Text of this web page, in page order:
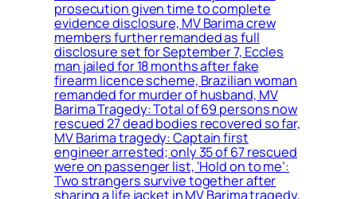
prosecution given time to complete
evidence disclosure, MV Barima crew
members further remanded as full
disclosure set for September 7, Eccles
man jailed for 18 months after fake
firearm licence scheme, Brazilian woman
remanded for murder of husband, MV
Barima Tragedy: Total of 69 persons now
rescued 27 dead bodies recovered so far,
MV Barima tragedy: Captain first
engineer arrested; only 35 of 67 rescued
were on passenger list, ‘Hold on to me’:
Two strangers survive together after
sharing a life jacket in MV Barima tragedy,